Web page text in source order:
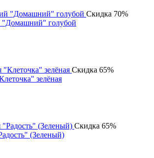
Скидка 70%
"Домашний" голубой
Скидка 65%
зелёная
Скидка 65%
(Зеленый)